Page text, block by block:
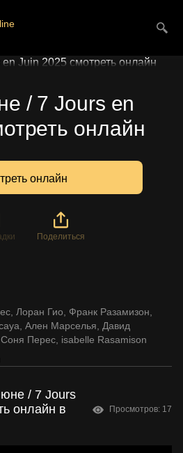
/ 7 Jours en
онлайн
онлайн
Поделиться
, Лоран Гио, Франк Разамизон,
, Ален Марселья, Давид
Соня Перес, isabelle Rasamison
/ 7 Jours
онлайн в
Просмотров: 17